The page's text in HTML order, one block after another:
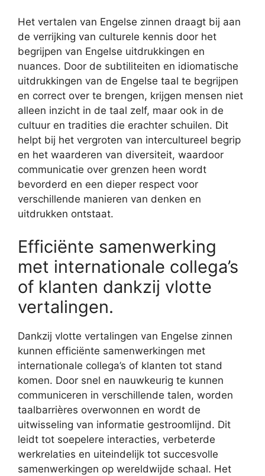
Het vertalen van Engelse zinnen draagt bij aan
de verrijking van culturele kennis door het
begrijpen van Engelse uitdrukkingen en
nuances. Door de subtiliteiten en idiomatische
uitdrukkingen van de Engelse taal te begrijpen
en correct over te brengen, krijgen mensen niet
alleen inzicht in de taal zelf, maar ook in de
cultuur en tradities die erachter schuilen. Dit
helpt bij het vergroten van intercultureel begrip
en het waarderen van diversiteit, waardoor
communicatie over grenzen heen wordt
bevorderd en een dieper respect voor
verschillende manieren van denken en
uitdrukken ontstaat.
Efficiënte samenwerking
met internationale collega’s
of klanten dankzij vlotte
vertalingen.
Dankzij vlotte vertalingen van Engelse zinnen
kunnen efficiënte samenwerkingen met
internationale collega’s of klanten tot stand
komen. Door snel en nauwkeurig te kunnen
communiceren in verschillende talen, worden
taalbarrières overwonnen en wordt de
uitwisseling van informatie gestroomlijnd. Dit
leidt tot soepelere interacties, verbeterde
werkrelaties en uiteindelijk tot succesvolle
samenwerkingen op wereldwijde schaal. Het